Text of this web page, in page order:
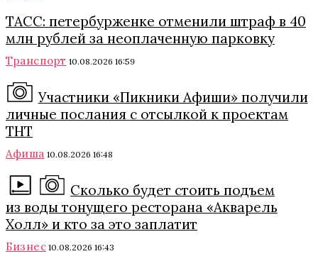
ТАСС: петербурженке отменили штраф в 40
млн рублей за неоплаченную парковку
Транспорт 10.08.2026 16:59
Участники «Пикники Афиши» получили
личные послания с отсылкой к проектам
ТНТ
Афиша 10.08.2026 16:48
Сколько будет стоить подъем
из воды тонущего ресторана «Акварель
Холл» и кто за это заплатит
Бизнес 10.08.2026 16:43